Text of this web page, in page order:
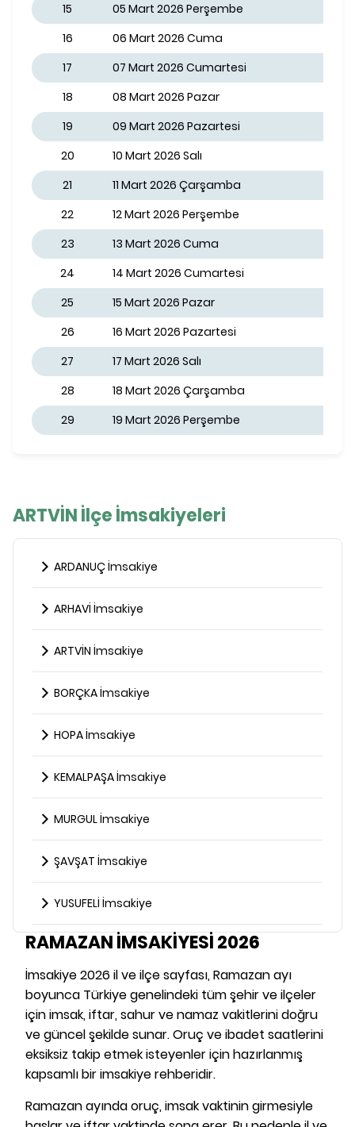
15
05 Mart 2026 Perşembe
16
06 Mart 2026 Cuma
17
07 Mart 2026 Cumartesi
18
08 Mart 2026 Pazar
19
09 Mart 2026 Pazartesi
20
10 Mart 2026 Salı
21
11 Mart 2026 Çarşamba
22
12 Mart 2026 Perşembe
23
13 Mart 2026 Cuma
24
14 Mart 2026 Cumartesi
25
15 Mart 2026 Pazar
26
16 Mart 2026 Pazartesi
27
17 Mart 2026 Salı
28
18 Mart 2026 Çarşamba
29
19 Mart 2026 Perşembe
ARTVİN İlçe İmsakiyeleri
ARDANUÇ İmsakiye
ARHAVİ İmsakiye
ARTVİN İmsakiye
BORÇKA İmsakiye
HOPA İmsakiye
KEMALPAŞA İmsakiye
MURGUL İmsakiye
ŞAVŞAT İmsakiye
YUSUFELİ İmsakiye
RAMAZAN İMSAKİYESİ 2026
İmsakiye 2026 il ve ilçe sayfası, Ramazan ayı
boyunca Türkiye genelindeki tüm şehir ve ilçeler
için imsak, iftar, sahur ve namaz vakitlerini doğru
ve güncel şekilde sunar. Oruç ve ibadet saatlerini
eksiksiz takip etmek isteyenler için hazırlanmış
kapsamlı bir imsakiye rehberidir.
Ramazan ayında oruç, imsak vaktinin girmesiyle